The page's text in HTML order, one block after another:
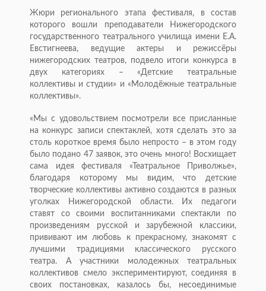
Жюри регионального этапа фестиваля, в состав
которого вошли преподаватели Нижегородского
государственного театрального училища имени Е.А.
Евстигнеева, ведущие актеры и режиссёры
нижегородских театров, подвело итоги конкурса в
двух категориях – «Детские театральные
коллективы и студии» и «Молодёжные театральные
коллективы».
«Мы с удовольствием посмотрели все присланные
на конкурс записи спектаклей, хотя сделать это за
столь короткое время было непросто – в этом году
было подано 47 заявок, это очень много! Восхищает
сама идея фестиваля «Театральное Приволжье»,
благодаря которому мы видим, что детские
творческие коллективы активно создаются в разных
уголках Нижегородской области. Их педагоги
ставят со своими воспитанниками спектакли по
произведениям русской и зарубежной классики,
прививают им любовь к прекрасному, знакомят с
лучшими традициями классического русского
театра. А участники молодежных театральных
коллективов смело экспериментируют, соединяя в
своих постановках, казалось бы, несоединимые